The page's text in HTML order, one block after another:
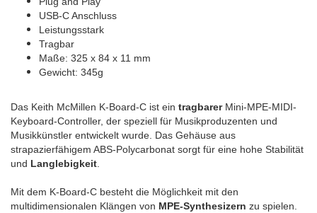
USB-C Anschluss
Leistungsstark
Tragbar
Maße: 325 x 84 x 11 mm
Gewicht: 345g
Das Keith McMillen K-Board-C ist ein tragbarer Mini-MPE-MIDI-
Keyboard-Controller, der speziell für Musikproduzenten und
Musikkünstler entwickelt wurde. Das Gehäuse aus
strapazierfähigem ABS-Polycarbonat sorgt für eine hohe Stabilität
und Langlebigkeit
Mit dem K-Board-C besteht die Möglichkeit mit den
multidimensionalen Klängen von MPE-Synthesizern zu spielen.